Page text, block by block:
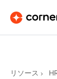
リソース